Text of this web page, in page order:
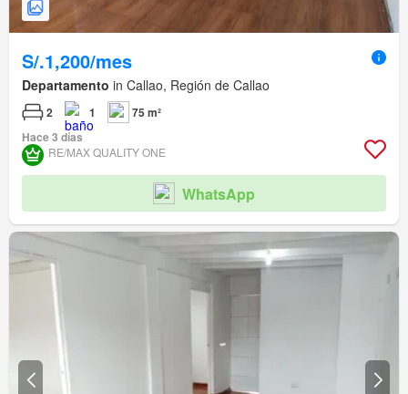
S/.1,200/mes
Departamento in Callao, Región de Callao
2 1
75 m²
Hace 3 días
RE/MAX QUALITY ONE
WhatsApp